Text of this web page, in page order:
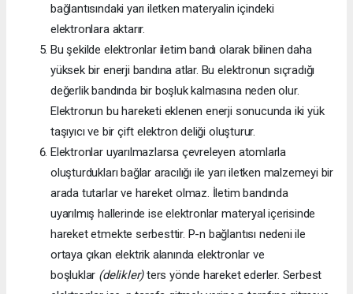
bağlantısındaki yarı iletken materyalin içindeki
elektronlara aktarır.
Bu şekilde elektronlar iletim bandı olarak bilinen daha
yüksek bir enerji bandına atlar. Bu elektronun sıçradığı
değerlik bandında bir boşluk kalmasına neden olur.
Elektronun bu hareketi eklenen enerji sonucunda iki yük
taşıyıcı ve bir çift elektron deliği oluşturur.
Elektronlar uyarılmazlarsa çevreleyen atomlarla
oluşturdukları bağlar aracılığı ile yarı iletken malzemeyi bir
arada tutarlar ve hareket olmaz. İletim bandında
uyarılmış hallerinde ise elektronlar materyal içerisinde
hareket etmekte serbesttir. P-n bağlantısı nedeni ile
ortaya çıkan elektrik alanında elektronlar ve
boşluklar (delikler)ters yönde hareket ederler. Serbest